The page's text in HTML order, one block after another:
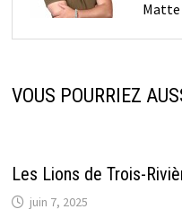
VOUS POURRIEZ
Les Lions de Trois-
juin 7, 2025